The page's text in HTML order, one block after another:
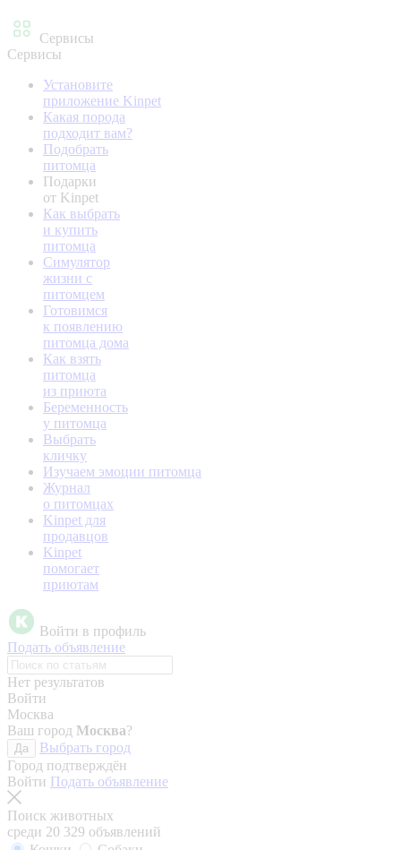
Сервисы
Сервисы
Установите
приложение Kinpet
Какая порода
подходит вам?
Подобрать
питомца
Подарки
от Kinpet
Как выбрать
и купить
питомца
Симулятор
жизни с
питомцем
Готовимся
к появлению
питомца дома
Как взять
питомца
из приюта
Беременность
у питомца
Выбрать
кличку
Изучаем эмоции питомца
Журнал
о питомцах
Kinpet для
продавцов
Kinpet
помогает
приютам
Войти в профиль
Подать объявление
Нет результатов
Войти
Москва
Ваш город Москва?
Да
Выбрать город
Город подтверждён
Войти Подать объявление
Поиск животных
среди 20 329 объявлений